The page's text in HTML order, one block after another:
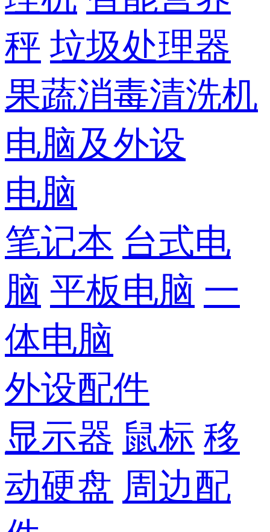
秤 垃圾处理器
果蔬消毒清洗机
电脑及外设
电脑
笔记本 台式电
脑 平板电脑 一
体电脑
外设配件
显示器 鼠标 移
动硬盘 周边配